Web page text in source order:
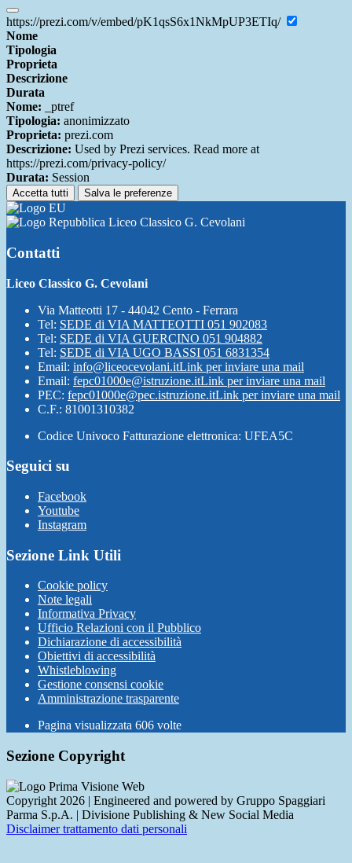
https://prezi.com/v/embed/pK1qsS6x1NkMpUP3ETIq/
Nome
Tipologia
Proprieta
Descrizione
Durata
Nome: _ptref
Tipologia: anonimizzato
Proprieta: prezi.com
Descrizione: Used by Prezi services. Read more at
https://prezi.com/privacy-policy/
Durata: Session
Accetta tutti Salva le preferenze
Liceo Classico G. Cevolani
Contatti
Liceo Classico G. Cevolani
Via Matteotti 17 - 44042 Cento - Ferrara
Tel: SEDE di VIA MATTEOTTI 051 902083
Tel: SEDE di VIA GUERCINO 051 904882
Tel: SEDE di VIA UGO BASSI 051 6831354
Email: info@liceocevolani.itLink per inviare una mail
Email: fepc01000e@istruzione.itLink per inviare una mail
PEC: fepc01000e@pec.istruzione.itLink per inviare una mail
C.F.: 81001310382
Codice Univoco Fatturazione elettronica: UFEA5C
Seguici su
Facebook
Youtube
Instagram
Sezione Link Utili
Cookie policy
Note legali
Informativa Privacy
Ufficio Relazioni con il Pubblico
Dichiarazione di accessibilità
Obiettivi di accessibilità
Whistleblowing
Gestione consensi cookie
Amministrazione trasparente
Pagina visualizzata 606 volte
Sezione Copyright
Copyright 2026 | Engineered and powered by Gruppo Spaggiari
Parma S.p.A. | Divisione Publishing & New Social Media
Disclaimer trattamento dati personali